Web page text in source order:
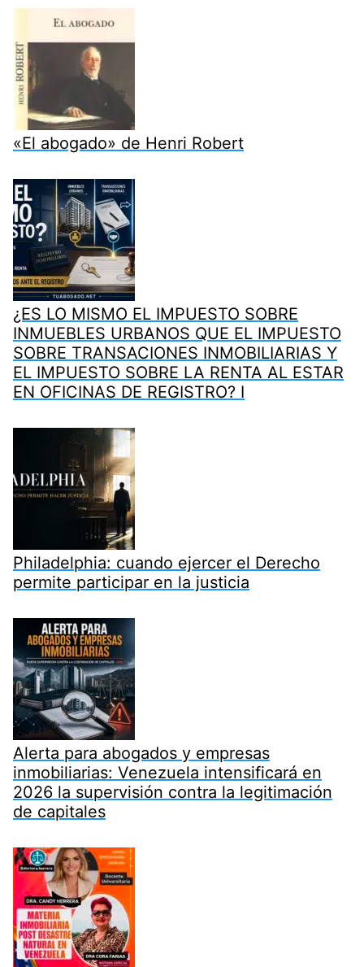
«El abogado» de Henri Robert
¿ES LO MISMO EL IMPUESTO SOBRE
INMUEBLES URBANOS QUE EL IMPUESTO
SOBRE TRANSACIONES INMOBILIARIAS Y
EL IMPUESTO SOBRE LA RENTA AL ESTAR
EN OFICINAS DE REGISTRO? I
Philadelphia: cuando ejercer el Derecho
permite participar en la justicia
Alerta para abogados y empresas
inmobiliarias: Venezuela intensificará en
2026 la supervisión contra la legitimación
de capitales